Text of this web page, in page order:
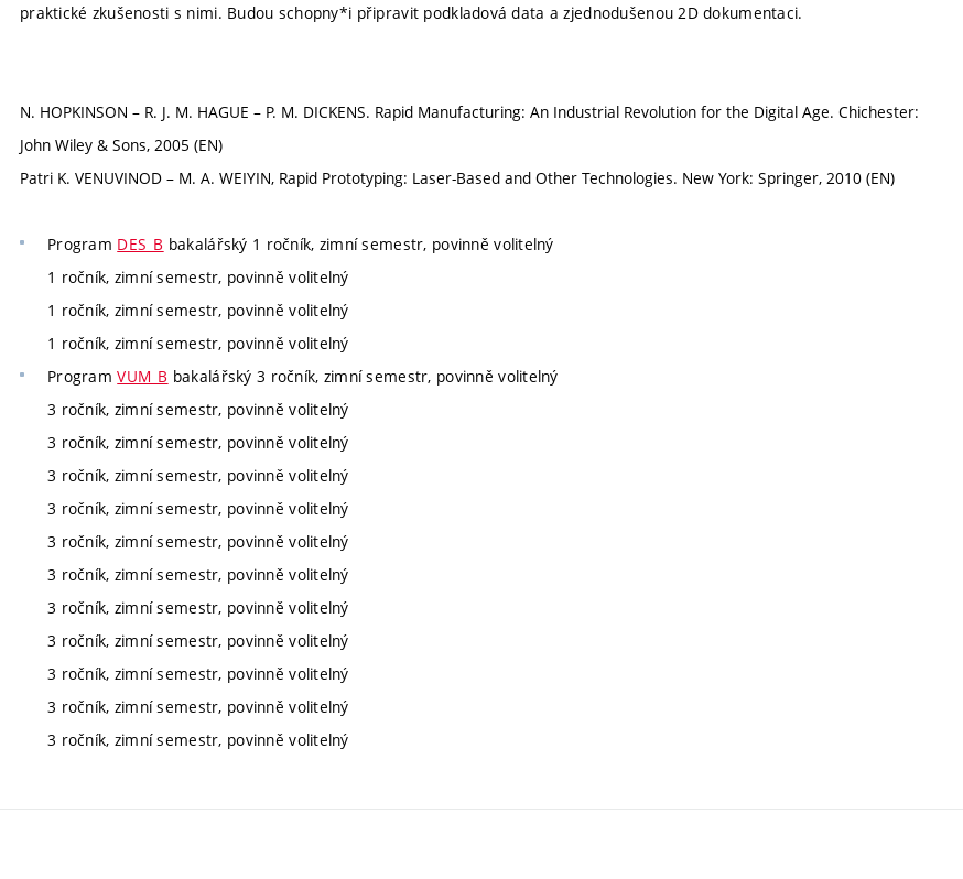
praktické zkušenosti s nimi. Budou schopny*i připravit podkladová data a zjednodušenou 2D dokumentaci.
N. HOPKINSON – R. J. M. HAGUE – P. M. DICKENS. Rapid Manufacturing: An Industrial Revolution for the Digital Age. Chichester:
John Wiley & Sons, 2005 (EN)
Patri K. VENUVINOD – M. A. WEIYIN, Rapid Prototyping: Laser-Based and Other Technologies. New York: Springer, 2010 (EN)
Program DES_B bakalářský 1 ročník, zimní semestr, povinně volitelný
1 ročník, zimní semestr, povinně volitelný
1 ročník, zimní semestr, povinně volitelný
1 ročník, zimní semestr, povinně volitelný
ProgramVUM_B bakalářský 3 ročník, zimní semestr, povinně volitelný
3 ročník, zimní semestr, povinně volitelný
3 ročník, zimní semestr, povinně volitelný
3 ročník, zimní semestr, povinně volitelný
3 ročník, zimní semestr, povinně volitelný
3 ročník, zimní semestr, povinně volitelný
3 ročník, zimní semestr, povinně volitelný
3 ročník, zimní semestr, povinně volitelný
3 ročník, zimní semestr, povinně volitelný
3 ročník, zimní semestr, povinně volitelný
3 ročník, zimní semestr, povinně volitelný
3 ročník, zimní semestr, povinně volitelný